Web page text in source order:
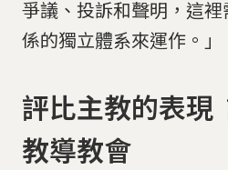
爭議、投訴和聲明，這
係的獨立體系來運作。」
評比主教的表現
教導教會